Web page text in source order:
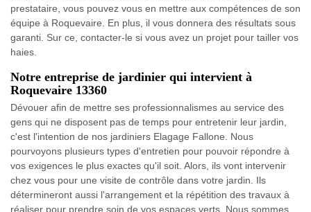
prestataire, vous pouvez vous en mettre aux compétences de son
équipe à Roquevaire. En plus, il vous donnera des résultats sous
garanti. Sur ce, contacter-le si vous avez un projet pour tailler vos
haies.
Notre entreprise de jardinier qui intervient à
Roquevaire 13360
Dévouer afin de mettre ses professionnalismes au service des
gens qui ne disposent pas de temps pour entretenir leur jardin,
c'est l'intention de nos jardiniers Elagage Fallone. Nous
pourvoyons plusieurs types d'entretien pour pouvoir répondre à
vos exigences le plus exactes qu'il soit. Alors, ils vont intervenir
chez vous pour une visite de contrôle dans votre jardin. Ils
détermineront aussi l'arrangement et la répétition des travaux à
réaliser pour prendre soin de vos espaces verts. Nous sommes